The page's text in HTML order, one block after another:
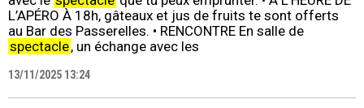
L’APÉRO À 18h, gâteaux et jus de fruits te sont offerts
au Bar des Passerelles. • RENCONTRE En salle de
spectacle, un échange avec les
13/11/2025 13:24